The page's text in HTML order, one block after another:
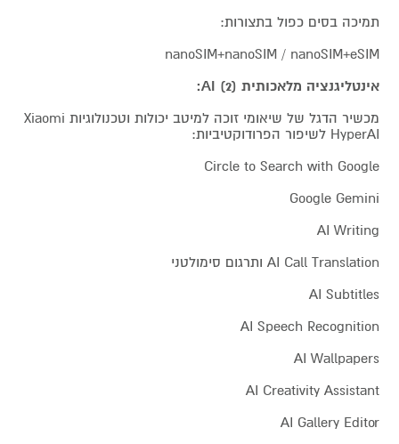
תמיכה בסים כפול בתצורות:
nanoSIM+nanoSIM / nanoSIM+eSIM
אינטליגנציה מלאכותית AI (2):
מכשיר הדגל של שיאומי זוכה למיטב יכולות וטכנולוגיות Xiaomi
HyperAI לשיפור הפרודוקטיביות:
Circle to Search with Google
Google Gemini
AI Writing
AI Call Translation ותרגום סימולטני
AI Subtitles
AI Speech Recognition
AI Wallpapers
AI Creativity Assistant
AI Gallery Editor